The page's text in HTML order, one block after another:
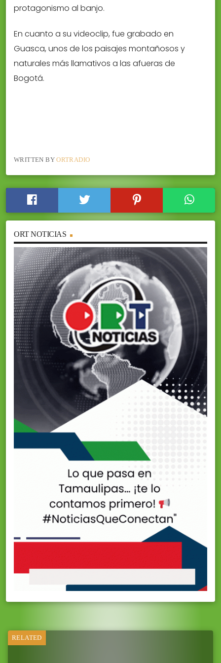
protagonismo al banjo.
En cuanto a su videoclip, fue grabado en
Guasca, unos de los paisajes montañosos y
naturales más llamativos a las afueras de
Bogotá.
WRITTEN BYORTRADIO
ORT NOTICIAS
RELATED